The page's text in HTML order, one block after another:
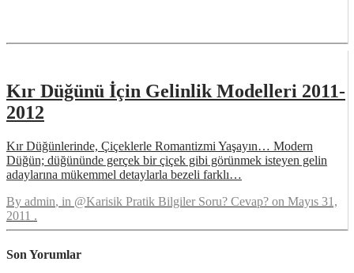
Kır Düğünü İçin Gelinlik Modelleri 2011-
2012
Kır Düğünlerinde, Çiçeklerle Romantizmi Yaşayın… Modern
Düğün; düğününde gerçek bir çiçek gibi görünmek isteyen gelin
adaylarına mükemmel detaylarla bezeli farklı…
By admin, in @Karisik Pratik Bilgiler Soru? Cevap? on Mayıs 31,
2011 .
Son Yorumlar